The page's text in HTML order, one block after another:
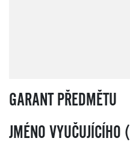
GARANT PŘEDMĚTU
JMÉNO VYUČUJÍCÍHO